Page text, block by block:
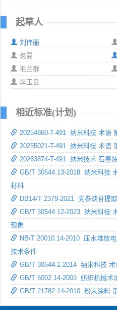
起草人
刘伟丽
聂曼
毛兰群
李玉良
相近标准(计划)
20254860-T-491 纳米科技 术语
20255021-T-491 纳米科技 术语
20263874-T-491 纳米技术 石墨
GB/T 30544.13-2018 纳米科技
材料
DB14/T 2379-2021 党参炔苷提
GB/T 30544.12-2023 纳米科技
现象
NB/T 20010.14-2010 压水堆核
技术条件
GB/T 30544.1-2014 纳米科技
GB/T 6002.14-2003 纺织机械术
GB/T 21782.14-2010 粉末涂料